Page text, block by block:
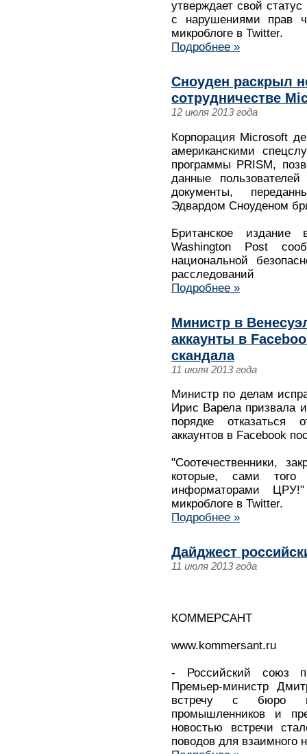
утверждает свой
с нарушениями прав
микроблоге в Twitter.
Подробнее »
Сноуден раскрыл
сотрудничестве
12 июля 2013 года
Корпорация Microsoft
американскими
программы PRISM,
данные
документы,
Эдвардом Сноуденом
Британское издание
Washington Post
национальной
расследований
Подробнее »
Министр в
аккаунты в
скандала
11 июля 2013 года
Министр по делам
Ирис Варела призвала
порядке отказаться
аккаунтов в Facebook
"Соотечественники,
которые, сами того
информаторами
микроблоге в Twitter.
Подробнее »
Дайджест
11 июля 2013 года
КОММЕРСАНТ
www.kommersant.ru
- Российский союз
Премьер-министр
встречу с бюро
промышленников и
новостью встречи
поводов для взаимного